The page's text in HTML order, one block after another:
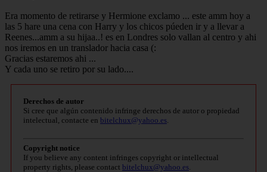
Era momento de retirarse y Hermione exclamo ... este amm hoy a
las 5 hare una cena con Harry y los chicos púeden ir y a llevar a
Reenes...amm a su hijaa..! es en Londres solo vallan al centro y ahi
nos iremos en un translador hacia casa (:
Gracias estaremos ahi ...
Y cada uno se retiro por su lado....
Derechos de autor
Si cree que algún contenido infringe derechos de autor o propiedad
intelectual, contacte en bitelchux@yahoo.es
Copyright notice
If you believe any content infringes copyright or intellectual
property rights, please contact bitelchux@yahoo.es